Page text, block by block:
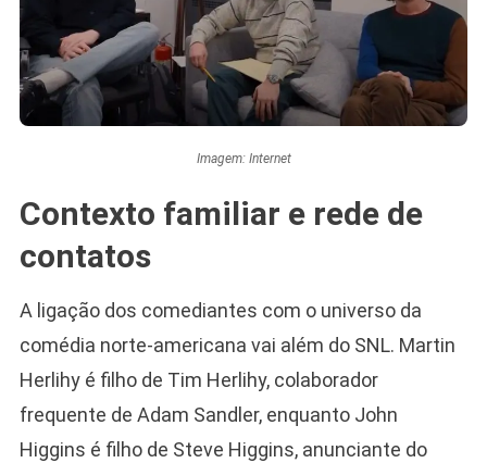
Imagem: Internet
Contexto familiar e rede de
contatos
A ligação dos comediantes com o universo da
comédia norte-americana vai além do SNL. Martin
Herlihy é filho de Tim Herlihy, colaborador
frequente de Adam Sandler, enquanto John
Higgins é filho de Steve Higgins, anunciante do